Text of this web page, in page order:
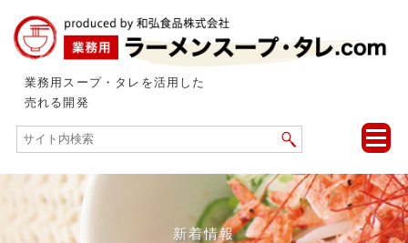
業務用スープ・タレを活用した
売れる開発
toggle
新着情報